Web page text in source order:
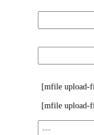
[mfile upload-
[mfile upload-